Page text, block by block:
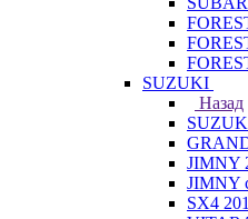
SUZUKI
Назад
JIMNY
JIMNY
SX4